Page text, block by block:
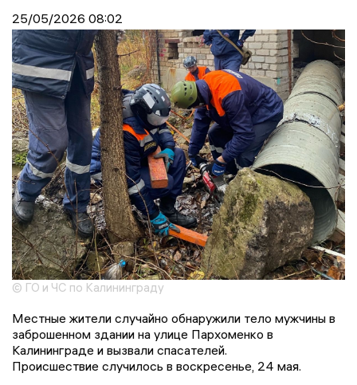
25/05/2026 08:02
© ГО и ЧС по Калининграду
Местные жители случайно обнаружили тело мужчины в
заброшенном здании на улице Пархоменко в
Калининграде и вызвали спасателей.
Происшествие случилось в воскресенье, 24 мая.